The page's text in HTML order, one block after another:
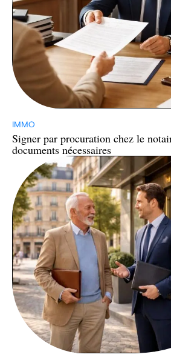
IMMO
Signer par procuration chez le
documents nécessaires